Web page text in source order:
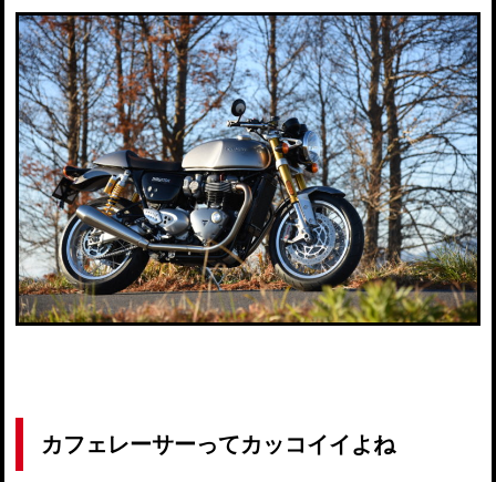
カフェレーサーってカッコイイよね